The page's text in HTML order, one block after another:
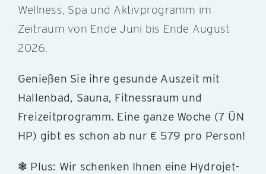
Wellness, Spa und Aktivprogramm im
Zeitraum von Ende Juni bis Ende August
2026.
Genießen Sie ihre gesunde Auszeit mit
Hallenbad, Sauna, Fitnessraum und
Freizeitprogramm. Eine ganze Woche (7 ÜN
HP) gibt es schon ab nur € 579 pro Person!
❃ Plus: Wir schenken Ihnen eine Hydrojet-